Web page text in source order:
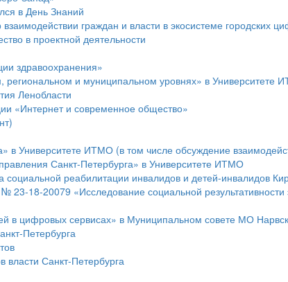
в День Знаний
граждан и власти в экосистеме городских
в проектной деятельности
здравоохранения»
региональном и муниципальном уровнях» в Университете
Ленобласти
«Интернет и современное общество»
в Университете ИТМО (в том числе обсуждение
Санкт-Петербурга» в Университете ИТМО
реабилитации инвалидов и детей-инвалидов
23-18-20079 «Исследование социальной
в цифровых сервисах» в Муниципальном совете МО
Петербурга
Санкт-Петербурга